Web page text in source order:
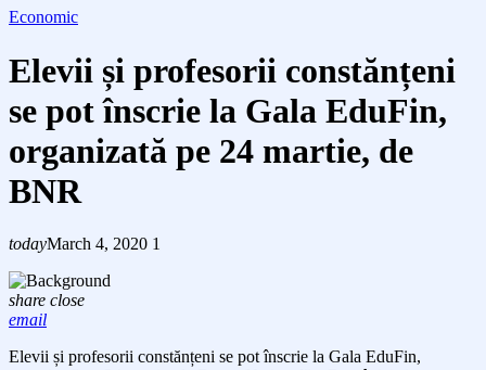
Economic
Elevii și profesorii constănțeni
se pot înscrie la Gala EduFin,
organizată pe 24 martie, de
BNR
todayMarch 4, 2020 1
share close
email
Elevii și profesorii constănțeni se pot înscrie la Gala EduFin,